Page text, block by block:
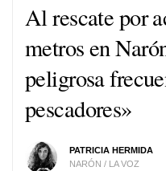
Al rescate por
metros en
peligrosa
pescadores»
PATRICIA HERMIDA
NARÓN / LA VOZ